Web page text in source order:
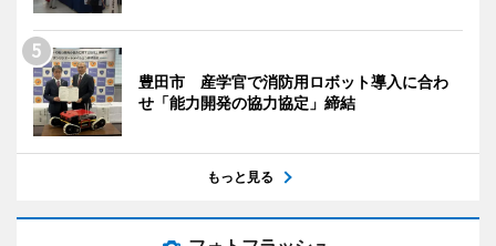
豊田市 産学官で消防用ロボット導入に合わ
せ「能力開発の協力協定」締結
もっと見る